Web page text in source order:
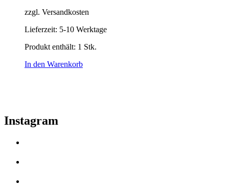
zzgl. Versandkosten
Lieferzeit: 5-10 Werktage
Produkt enthält: 1 Stk.
In den Warenkorb
Instagram